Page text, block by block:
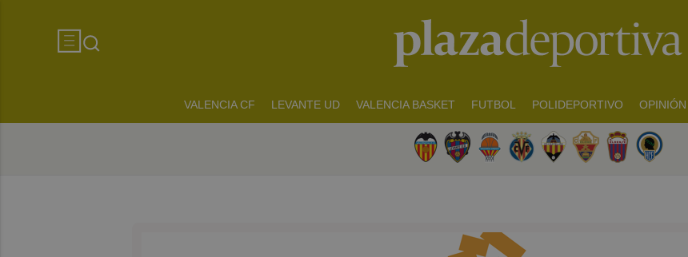
VALENCIA CF LEVANTE UD VALENCIA BASKET FUTBOL POLIDEPORTIVO